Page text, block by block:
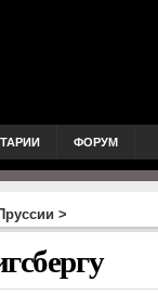
ФОРУМ
>